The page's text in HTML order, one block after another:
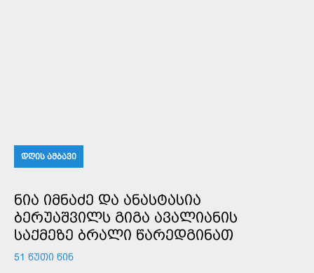
ᲓᲦᲘᲡ ᲐᲛᲑᲐᲕᲘ
ᲜᲘᲐ ᲘᲛᲜᲐᲫᲔ ᲓᲐ ᲐᲜᲐᲡᲢᲐᲡᲘᲐ
ᲑᲔᲠᲣᲐᲨᲕᲘᲚᲡ ᲒᲘᲒᲐ ᲐᲕᲐᲚᲘᲐᲜᲘᲡ
ᲡᲐᲥᲛᲔᲖᲔ ᲑᲠᲐᲚᲘ ᲬᲐᲠᲔᲓᲒᲘᲜᲐᲗ
51 ᲬᲣᲗᲘ ᲬᲘᲜ